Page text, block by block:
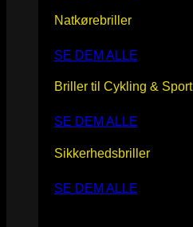
Natkørebriller
SE DEM ALLE
Briller til Cykling & Sport
SE DEM ALLE
Sikkerhedsbriller
SE DEM ALLE